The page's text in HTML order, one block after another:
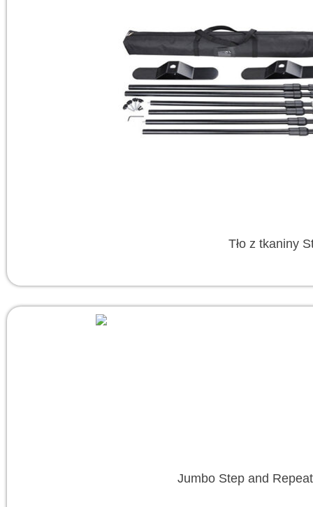
Tło z tkaniny
Jumbo Step and